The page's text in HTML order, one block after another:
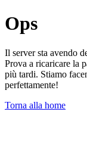
Ops
Il server sta avendo
Prova a ricaricare la
più tardi. Stiamo
perfettamente!
Torna alla home